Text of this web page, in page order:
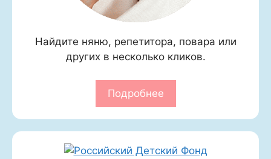
Найдите няню, репетитора, повара или
других в несколько кликов.
Подробнее